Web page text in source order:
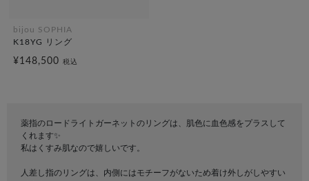
bijou SOPHIA
K18YG リング
¥148,500 税込
薬指のロードライトガーネットのリングは、肌色に血色感をプラスして
くれます✨
私はくすみ肌なので嬉しいです。
人差し指のリングは、内側にはモチーフがないため着け外しがしやすい